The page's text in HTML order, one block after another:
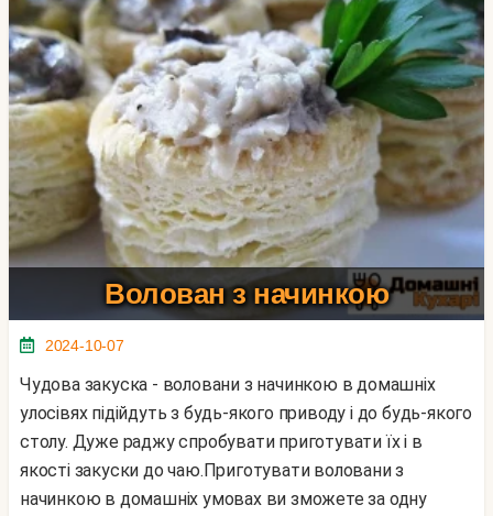
Волован з начинкою
2024-10-07
Чудова закуска - воловани з начинкою в домашніх
улосівях підійдуть з будь-якого приводу і до будь-якого
столу. Дуже раджу спробувати приготувати їх і в
якості закуски до чаю.Приготувати воловани з
начинкою в домашніх умовах ви зможете за одну